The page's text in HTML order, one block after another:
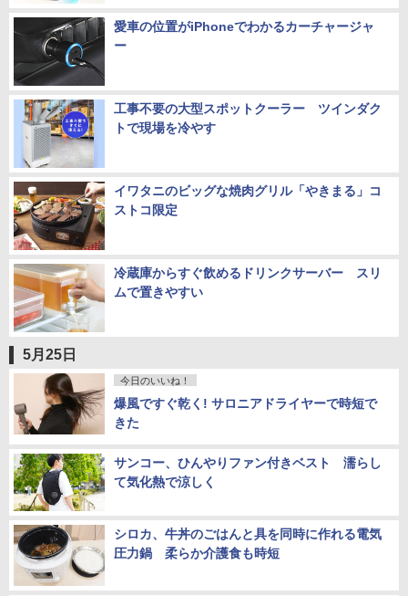
愛車の位置がiPhoneでわかるカーチャージャ
ー
工事不要の大型スポットクーラー ツインダク
トで現場を冷やす
イワタニのビッグな焼肉グリル「やきまる」コ
ストコ限定
冷蔵庫からすぐ飲めるドリンクサーバー スリ
ムで置きやすい
5月25日
今日のいいね！
爆風ですぐ乾く! サロニアドライヤーで時短で
きた
サンコー、ひんやりファン付きベスト 濡らし
て気化熱で涼しく
シロカ、牛丼のごはんと具を同時に作れる電気
圧力鍋 柔らか介護食も時短